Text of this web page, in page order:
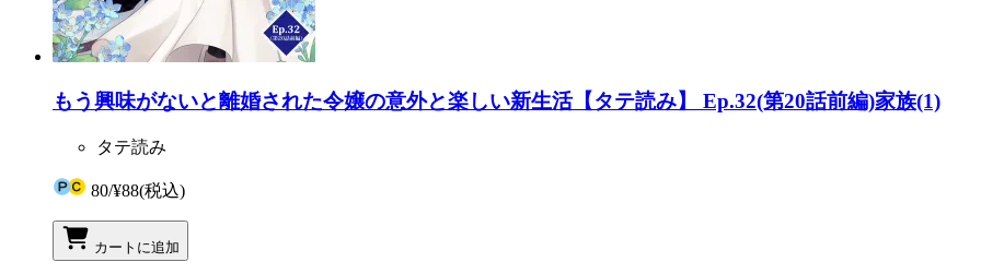
もう興味がないと離婚された令嬢の意外と楽しい新生活【タテ読み】 Ep.32(第20話前編)家族(1)
タテ読み
80/¥88(税込)
カートに追加